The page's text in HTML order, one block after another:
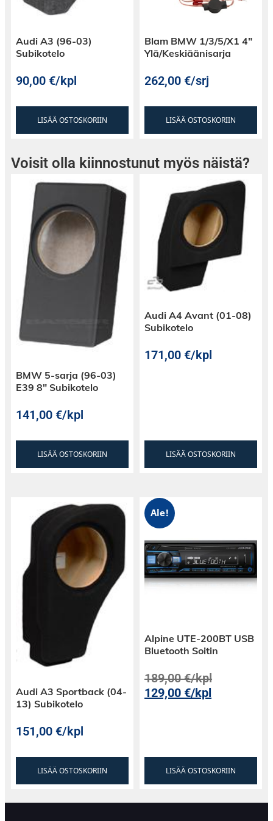
Android Auto
puhelimista, joissa on Android 11.0 tai sitä
uudempi käyttöjärjestelmä. Android Auton
Google Mapsin, Wazen jne. ja käytät näitä
soittimen näytöltä, kun yhdistät USB-kaapelin
puhelimeesi. iLX-F115D-G7:n USB-liitäntä on 2.4
ampeerin ulostulolla, joten puhelin latautuu
ajon aikana nopeasti.
Android Auto infosivun löydät
täältä.
Matkustusmukavuutta
Apple CarPlay sekä Android Auto tuovat rutkasti
mukavuutta matkantekoon. Pääset käyttämään
puhelimessa olevia kymmeniä eri sovelluksia
suoraan Alpinen kosketusnäytöltä ja jos olet
tottunut käyttämään esimerkiksi Spotifyta,
Suplaa tai BookBeatin palveluja puhelimestasi,
näitä kaikkia hallitset jatkossa Alpinen suurelta
Voit luonnollisesti kuunnella äänikirjoja,
samanaikaisesti, kun käytät Apple CarPlayn tai
Audi A3 (96-03)
Subikotelo
90,00€/kpl
LISÄÄ OSTOSKORIIN
Blam BMW 1/3/5/X1 4″
Ylä/Keskiäänisarja
262,00€/srj
LISÄÄ OSTOSKORIIN
Voisit olla kiinnostunut myös näistä?
BMW 5-sarja (96-03)
E39 8″ Subikotelo
141,00€/kpl
LISÄÄ OSTOSKORIIN
Audi A4 Avant (01-08)
Subikotelo
171,00€/kpl
LISÄÄ OSTOSKORIIN
Audi A3 Sportback (04-
13) Subikotelo
151,00€/kpl
LISÄÄ OSTOSKORIIN
Ale!
Alpine UTE-200BT USB
Bluetooth Soitin
189,00€/kpl
129,00€/kpl
LISÄÄ OSTOSKORIIN